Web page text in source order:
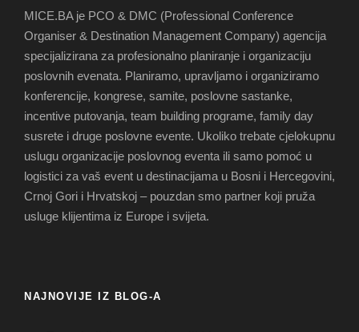
MICE.BA je PCO & DMC (Professional Conference
Organiser & Destination Management Company) agencija
specijalizirana za profesionalno planiranje i organizaciju
poslovnih evenata. Planiramo, upravljamo i organiziramo
konferencije, kongrese, samite, poslovne sastanke,
incentive putovanja, team building programe, family day
susrete i druge poslovne evente. Ukoliko trebate cjelokupnu
uslugu organizacije poslovnog eventa ili samo pomoć u
logistici za vaš event u destinacijama u Bosni i Hercegovini,
Crnoj Gori i Hrvatskoj – pouzdan smo partner koji pruža
usluge klijentima iz Europe i svijeta.
NAJNOVIJE IZ BLOG-A